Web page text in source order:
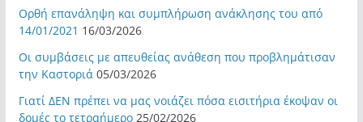
Ορθή επανάληψη και συμπλήρωση ανάκλησης του από
14/01/2021 16/03/2026
Οι συμβάσεις με απευθείας ανάθεση που προβλημάτισαν
την Καστοριά 05/03/2026
Γιατί ΔΕΝ πρέπει να μας νοιάζει πόσα εισιτήρια έκοψαν οι
δομές το τετραήμερο 25/02/2026